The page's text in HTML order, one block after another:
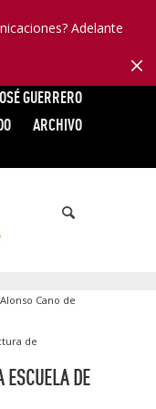
Adelante
GUERRERO
ARCHIVO
Cano de
de
ESCUELA DE